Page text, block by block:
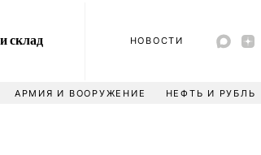
склад
НОВОСТИ
АРМИЯ И ВООРУЖЕНИЕ НЕФТЬ И РУБЛЬ